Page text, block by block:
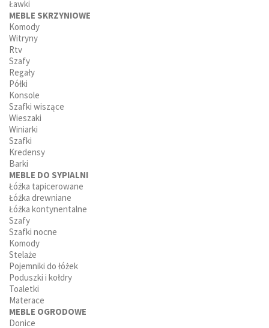
Ławki
MEBLE SKRZYNIOWE
Komody
Witryny
Rtv
Szafy
Regały
Półki
Konsole
Szafki wiszące
Wieszaki
Winiarki
Szafki
Kredensy
Barki
MEBLE DO SYPIALNI
Łóżka tapicerowane
Łóżka drewniane
Łóżka kontynentalne
Szafy
Szafki nocne
Komody
Stelaże
Pojemniki do łóżek
Poduszki i kołdry
Toaletki
Materace
MEBLE OGRODOWE
Donice